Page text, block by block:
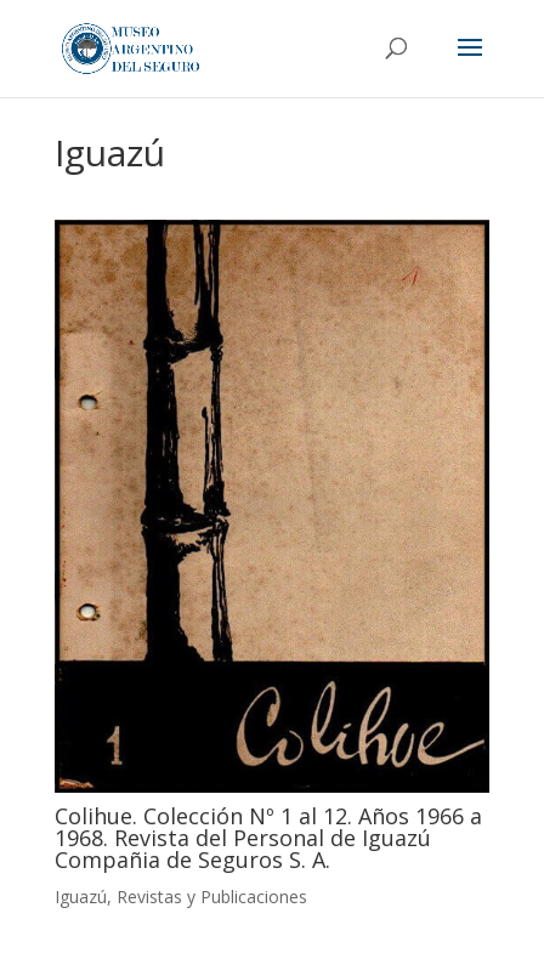
Iguazú
Colihue. Colección Nº 1 al 12. Años 1966 a
1968. Revista del Personal de Iguazú
Compañia de Seguros S. A.
Iguazú, Revistas y Publicaciones